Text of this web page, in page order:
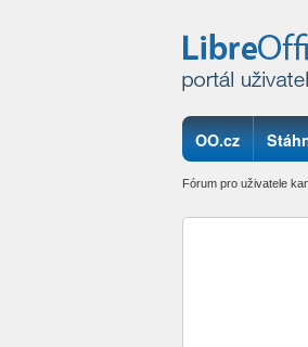
OO.cz
Fórum pro uživatele